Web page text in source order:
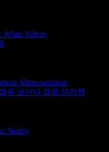
White Velvet
Misrecognition
못 보거나 잘못 생각함
Nudity